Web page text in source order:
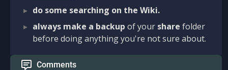
do some searching on the Wiki.
always make a backup of your share folder
before doing anything you're not sure about.
Comments